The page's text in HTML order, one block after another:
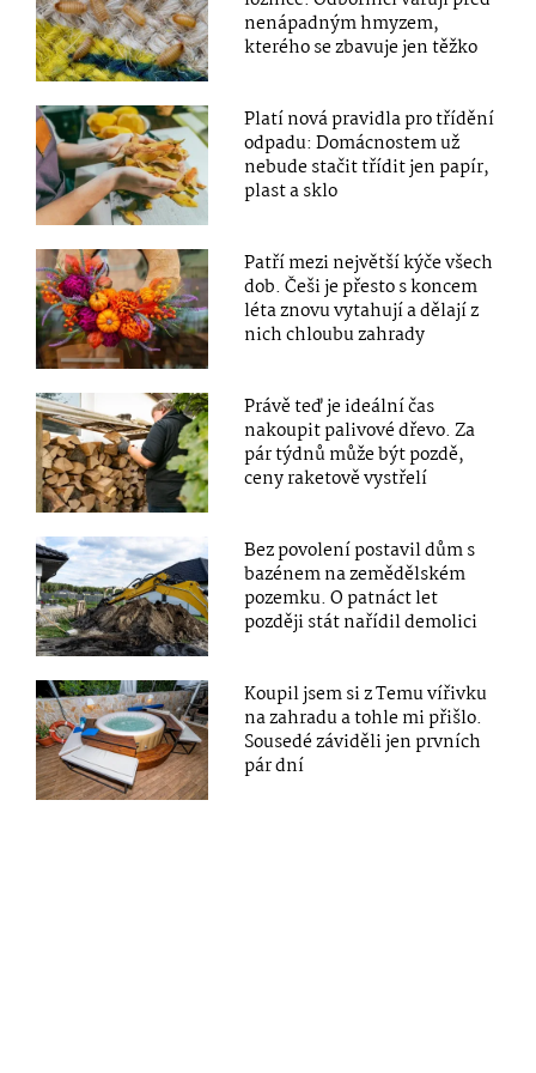
nenápadným hmyzem,
kterého se zbavuje jen těžko
Platí nová pravidla pro třídění
odpadu: Domácnostem už
nebude stačit třídit jen papír,
plast a sklo
Patří mezi největší kýče všech
dob. Češi je přesto s koncem
léta znovu vytahují a dělají z
nich chloubu zahrady
Právě teď je ideální čas
nakoupit palivové dřevo. Za
pár týdnů může být pozdě,
ceny raketově vystřelí
Bez povolení postavil dům s
bazénem na zemědělském
pozemku. O patnáct let
později stát nařídil demolici
Koupil jsem si z Temu vířivku
na zahradu a tohle mi přišlo.
Sousedé záviděli jen prvních
pár dní